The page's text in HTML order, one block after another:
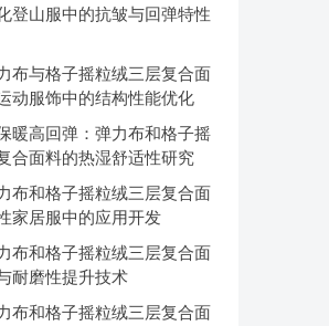
登山服中的抗皱与回弹特性
布与格子摇粒绒三层复合面
动服饰中的结构性能优化
暖高回弹：弹力布和格子摇
合面料的热湿舒适性研究
布和格子摇粒绒三层复合面
家居服中的应用开发
布和格子摇粒绒三层复合面
耐磨性提升技术
布和格子摇粒绒三层复合面